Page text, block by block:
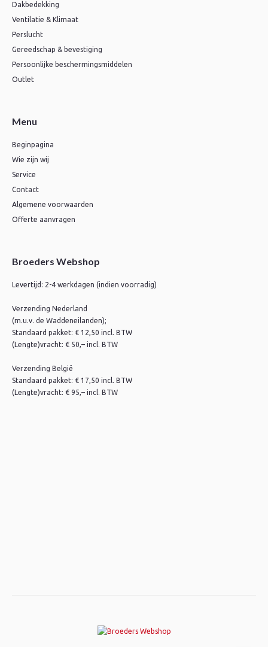
Dakbedekking
Ventilatie & Klimaat
Perslucht
Gereedschap & bevestiging
Persoonlijke beschermingsmiddelen
Outlet
Menu
Beginpagina
Wie zijn wij
Service
Contact
Algemene voorwaarden
Offerte aanvragen
Broeders Webshop
Levertijd: 2-4 werkdagen (indien voorradig)
Verzending Nederland
(m.u.v. de Waddeneilanden);
Standaard pakket: € 12,50 incl. BTW
(Lengte)vracht: € 50,– incl. BTW
Verzending België
Standaard pakket: € 17,50 incl. BTW
(Lengte)vracht: € 95,– incl. BTW